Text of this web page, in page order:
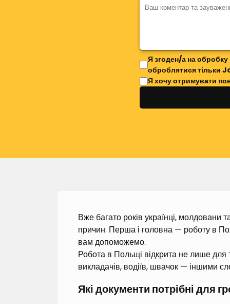
Я згоден/а на обробку
оброблятися тільки
Я хочу отримувати
Вже багато років українці, молдовани
причин. Перша і головна — роботу в
вам допоможемо.
Робота в Польщі відкрита не лише для
викладачів, водіїв, швачок — іншими
Які документи потрібні для